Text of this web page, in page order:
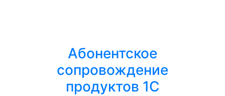
Абонентское
сопровождение
продуктов 1C